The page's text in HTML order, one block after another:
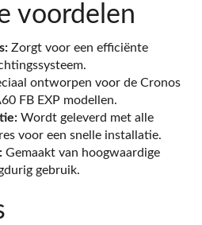
voordelen
Zorgt voor een efficiënte
ontworpen voor de Cronos
FB EXP modellen.
Wordt geleverd met alle
voor een snelle installatie.
Gemaakt van hoogwaardige
gebruik.